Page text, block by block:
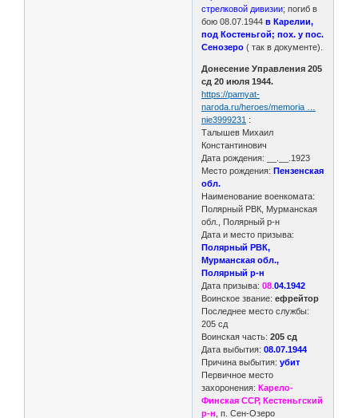
стрелковой дивизии; погиб в
бою 08.07.1944в Карелии,
под Костеньгой; пох. у пос.
Сенозеро ( так в документе).
Донесение Управления 205
сд 20 июля 1944.
https://pamyat-
naroda.ru/heroes/memoria …
nie3999231 :
Талышев Михаил
Константинович
Дата рождения: __.__.1923
Место рождения:Пензенская
обл.
Наименование военкомата:
Полярный РВК, Мурманская
обл., Полярный р-н
Дата и место призыва:
Полярный РВК,
Мурманская обл.,
Полярный р-н
Дата призыва: 08 .04.1942
Воинское звание: ефрейтор
Последнее место службы:
205 сд
Воинская часть: 205 сд
Дата выбытия: 08.07.1944
Причина выбытия: убит
Первичное место
захоронения: Карело-
Финская ССР, Кестеньгский
р-н , п. Сен-Озеро